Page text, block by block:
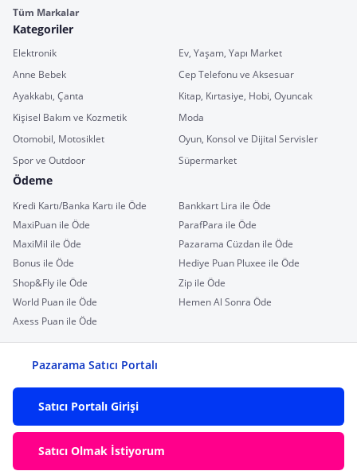
Tüm Markalar
Kategoriler
Elektronik
Ev, Yaşam, Yapı Market
Anne Bebek
Cep Telefonu ve Aksesuar
Ayakkabı, Çanta
Kitap, Kırtasiye, Hobi, Oyuncak
Kişisel Bakım ve Kozmetik
Moda
Otomobil, Motosiklet
Oyun, Konsol ve Dijital Servisler
Spor ve Outdoor
Süpermarket
Ödeme
Kredi Kartı/Banka Kartı ile Öde
Bankkart Lira ile Öde
MaxiPuan ile Öde
ParafPara ile Öde
MaxiMil ile Öde
Pazarama Cüzdan ile Öde
Bonus ile Öde
Hediye Puan Pluxee ile Öde
Shop&Fly ile Öde
Zip ile Öde
World Puan ile Öde
Hemen Al Sonra Öde
Axess Puan ile Öde
Pazarama Satıcı Portalı
Satıcı Portalı Girişi
Satıcı Olmak İstiyorum